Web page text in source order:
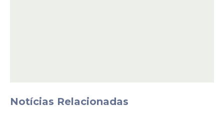
Notícias Relacionadas